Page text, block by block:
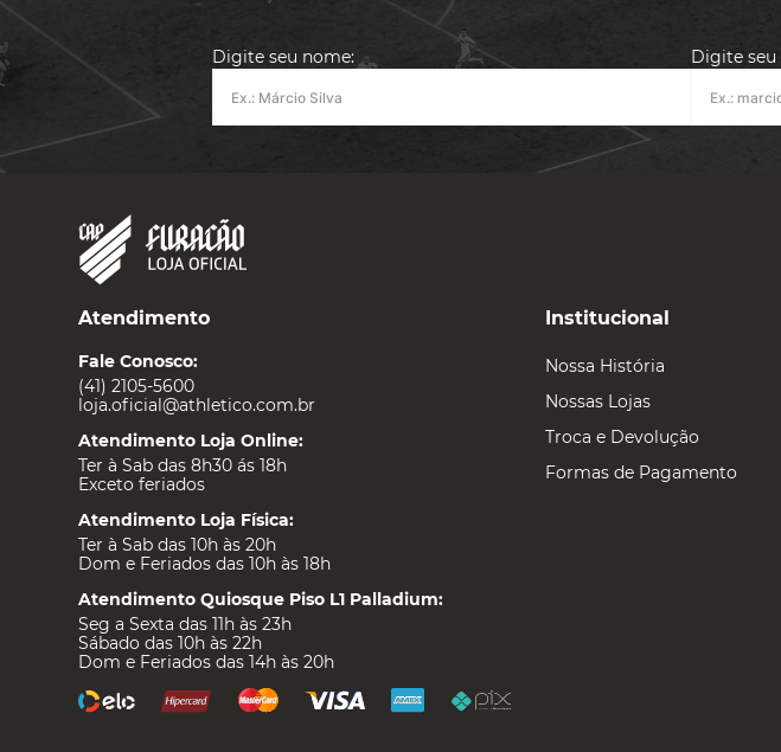
Digite seu nome: Digite seu
Atendimento
Fale Conosco:
(41) 2105-5600
loja.oficial@athletico.com.br
Atendimento Loja Online:
Ter à Sab das 8h30 ás 18h
Exceto feriados
Atendimento Loja Física:
Ter à Sab das 10h às 20h
Dom e Feriados das 10h às 18h
Atendimento Quiosque Piso L1 Palladium:
Seg a Sexta das 11h às 23h
Sábado das 10h às 22h
Dom e Feriados das 14h às 20h
Institucional
Nossa História
Nossas Lojas
Troca e Devolução
Formas de Pagamento